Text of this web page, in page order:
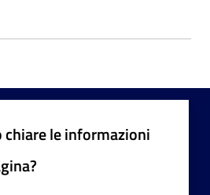
chiare le informazioni